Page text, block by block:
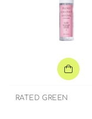
RATED GREEN
Номер
Отправляя
принимаете